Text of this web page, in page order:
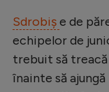
Auto
Sdrobișe de
echipelor de
trebuit să
înainte să